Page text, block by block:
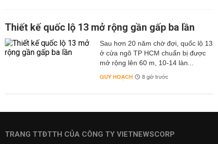
Thiết kế quốc lộ 13 mở rộng gần gấp ba lần
Sau hơn 20 năm chờ đợi, quốc lộ 13
ở cửa ngõ TP HCM chuẩn bị được
mở rộng lên 60 m, 10-14 làn...
QUY HOẠCH 8 giờ trước
TRANG TTĐTTH CỦA CÔNG TY VIETNEWSCORP